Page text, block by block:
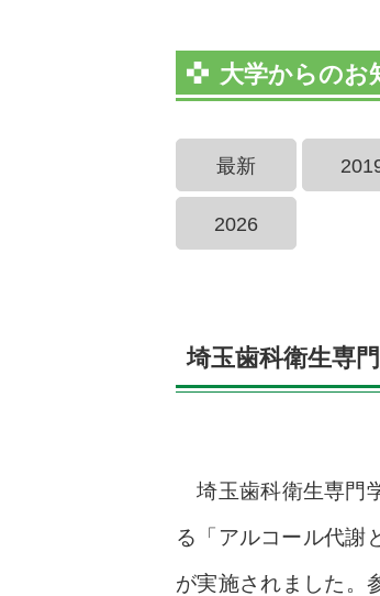
大学からのお
最新
2026
埼玉歯科衛生専
埼玉歯科衛生専門
る「アルコール代謝
が実施されました。